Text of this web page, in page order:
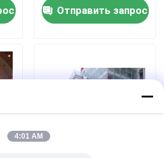
для элегантных
зданийОтправить запрос
4:01 AM